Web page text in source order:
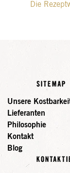
Die
SITEMAP
Unsere
Lieferanten
Philosophie
Kontakt
Blog